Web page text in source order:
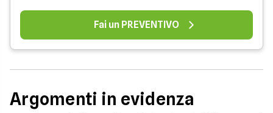
Fai un PREVENTIVO
Argomenti in evidenza